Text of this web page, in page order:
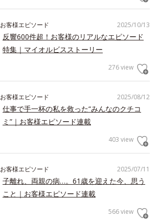
2025/10/13
お客様エピソード
反響600件超！お客様のリアルなエピソード
特集｜マイオルビスストーリー
276 view
2025/08/12
お客様エピソード
仕事で手一杯の私を救った“みんなのクチコ
ミ”｜お客様エピソード連載
403 view
2025/07/11
お客様エピソード
子離れ、両親の病…。61歳を迎えた今、思う
こと｜お客様エピソード連載
566 view